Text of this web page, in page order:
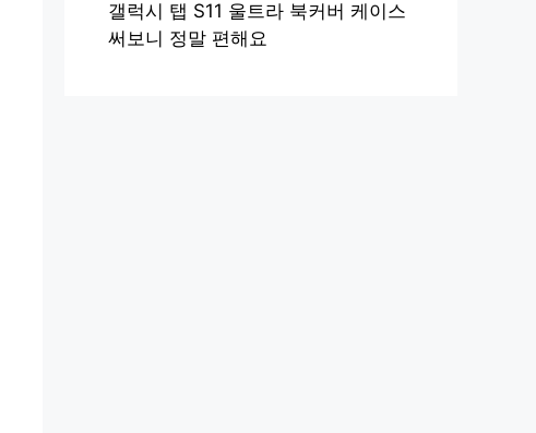
갤럭시 탭 S11 울트라 북커버 케이스
써보니 정말 편해요